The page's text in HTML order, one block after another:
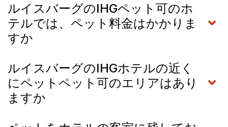
ルイスバーグのIHGペット可のホ
テルでは、ペット料金はかかりま
すか
ルイスバーグのIHGホテルの近く
にペットペット可のエリアはあり
ますか